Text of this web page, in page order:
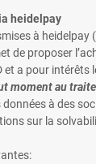
heidelpay
à
proposer
a pour
au
à des
sur la